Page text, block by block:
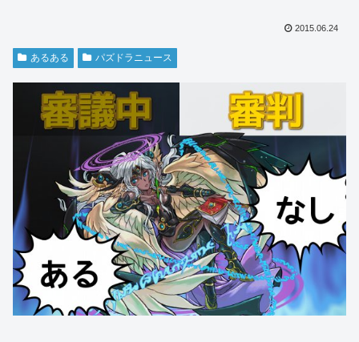
2015.06.24
あるある パズドラニュース